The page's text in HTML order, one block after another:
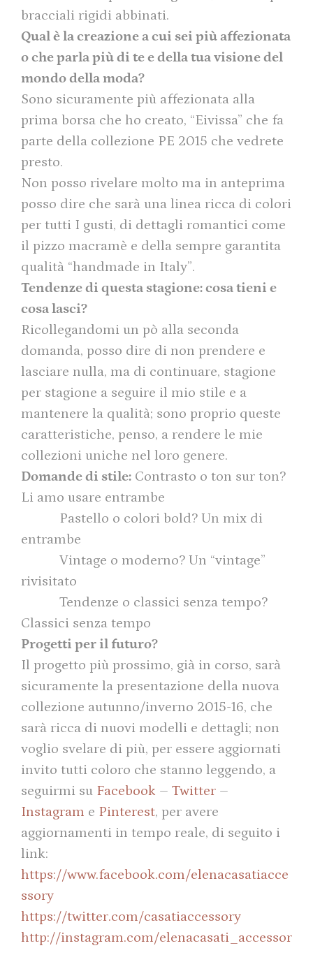
bracciali rigidi abbinati.
Qual è la creazione a cui sei più affezionata
o che parla più di te e della tua visione del
mondo della moda?
Sono sicuramente più affezionata alla
prima borsa che ho creato, “Eivissa” che fa
parte della collezione PE 2015 che vedrete
presto.
Non posso rivelare molto ma in anteprima
posso dire che sarà una linea ricca di colori
per tutti I gusti, di dettagli romantici come
il pizzo macramè e della sempre garantita
qualità “handmade in Italy”.
Tendenze di questa stagione: cosa tieni e
cosa lasci?
Ricollegandomi un pò alla seconda
domanda, posso dire di non prendere e
lasciare nulla, ma di continuare, stagione
per stagione a seguire il mio stile e a
mantenere la qualità; sono proprio queste
caratteristiche, penso, a rendere le mie
collezioni uniche nel loro genere.
Domande di stile: Contrasto o ton sur ton?
Li amo usare entrambe
Pastello o colori bold? Un mix di
entrambe
Vintage o moderno? Un “vintage”
rivisitato
Tendenze o classici senza tempo?
Classici senza tempo
Progetti per il futuro?
Il progetto più prossimo, già in corso, sarà
sicuramente la presentazione della nuova
collezione autunno/inverno 2015-16, che
sarà ricca di nuovi modelli e dettagli; non
voglio svelare di più, per essere aggiornati
invito tutti coloro che stanno leggendo, a
seguirmi su Facebook – Twitter –
Instagram e Pinterest, per avere
aggiornamenti in tempo reale, di seguito i
link:
https://www.facebook.com/elenacasatiacce
ssory
https://twitter.com/casatiaccessory
http://instagram.com/elenacasati_accessor